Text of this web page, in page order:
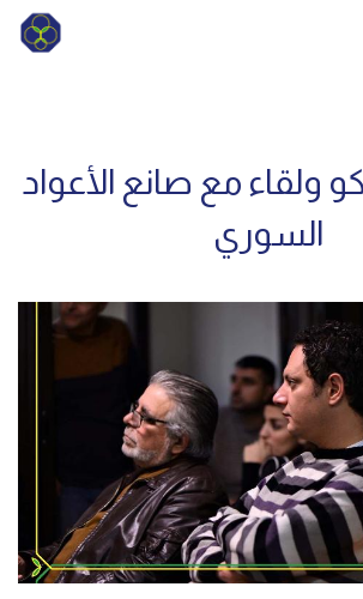
ولقاء مع صانع الأعواد
السوري